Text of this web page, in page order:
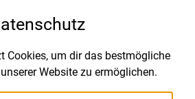
Cookies, um dir das bestmögliche
Website zu ermöglichen.